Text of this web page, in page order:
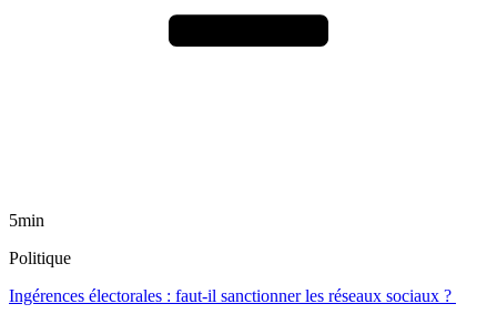
5min
Politique
Ingérences électorales : faut-il sanctionner les réseaux sociaux ?